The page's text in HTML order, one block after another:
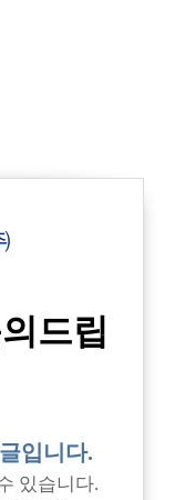
드립
입니다.
있습니다.